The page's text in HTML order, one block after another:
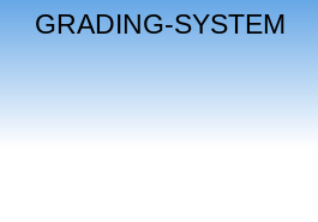
GRADING-SYSTEM